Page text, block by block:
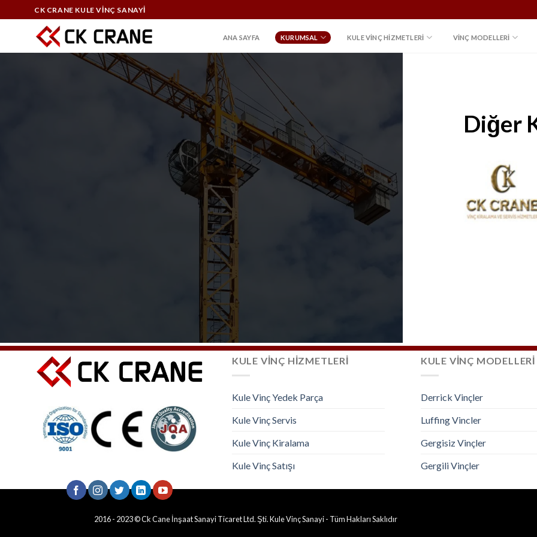
to
CK CRANE KULE VİNÇ SANAYİ
ANA SAYFA KURUMSAL KULE VINÇ HIZMETLERI VİNÇ MODELLERİ
Diğer
KULE VİNÇ HİZMETLERİ
Kule Vinç Yedek Parça
Kule Vinç Servis
Kule Vinç Kiralama
Kule Vinç Satışı
KULE VİNÇ MODELLERİ
Derrick Vinçler
Luffing Vincler
Gergisiz Vinçler
Gergili Vinçler
2016 - 2023 © Ck Cane İnşaat Sanayi Ticaret Ltd. Şti. Kule Vinç Sanayi - Tüm Hakları Saklıdır